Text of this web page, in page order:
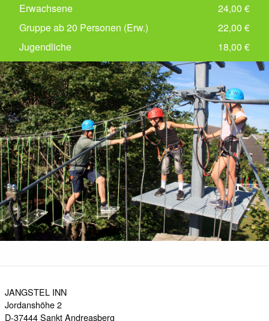
Erwachsene
24,00 €
Gruppe ab 20 Personen (Erw.)
22,00 €
Jugendliche
18,00 €
JANGSTEL INN
Jordanshöhe 2
D-37444Sankt Andreasberg